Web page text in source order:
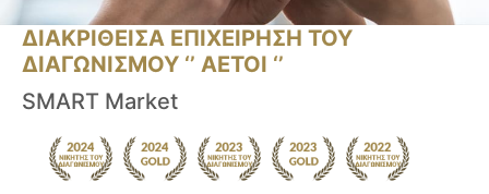
ΔΙΑΚΡΙΘΕΙΣΑ ΕΠΙΧΕΙΡΗΣΗ ΤΟΥ
ΔΙΑΓΩΝΙΣΜΟΥ ‘’ ΑΕΤΟΙ ‘’
SMART Market